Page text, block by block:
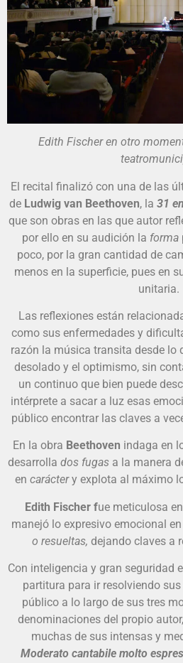
Edith Fischer en otro
El recital finalizó con una de las
de Ludwig van Beethoven, la 31
que son obras en las que autor
por ello en su audición la forma
poco, por la gran cantidad de
menos en la superficie, pues en
unitaria.
Las reflexiones están
como sus enfermedades y
razón la música transita desde lo
desolado y el optimismo, sin
un continuo que bien puede
intérprete a sacar a luz esas
público encontrar las claves a
En la obra Beethoven indaga en
desarrolla dos fugas a la manera
en caráctery explota al máximo
Edith Fischer fue meticulosa
manejó lo expresivo emocional en
o resueltas, dejando claves a
Con inteligencia y gran seguridad
partitura para ir resolviendo
público a lo largo de sus tres
denominaciones del propio
muchas de sus intensas y
Moderato cantabile molto